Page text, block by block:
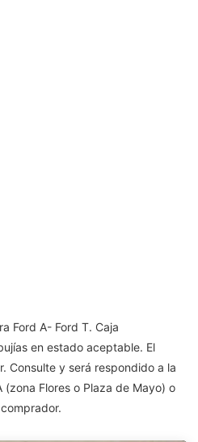
Ford A- Ford T. Caja
en estado aceptable. El
Consulte y será respondido a la
Flores o Plaza de Mayo) o